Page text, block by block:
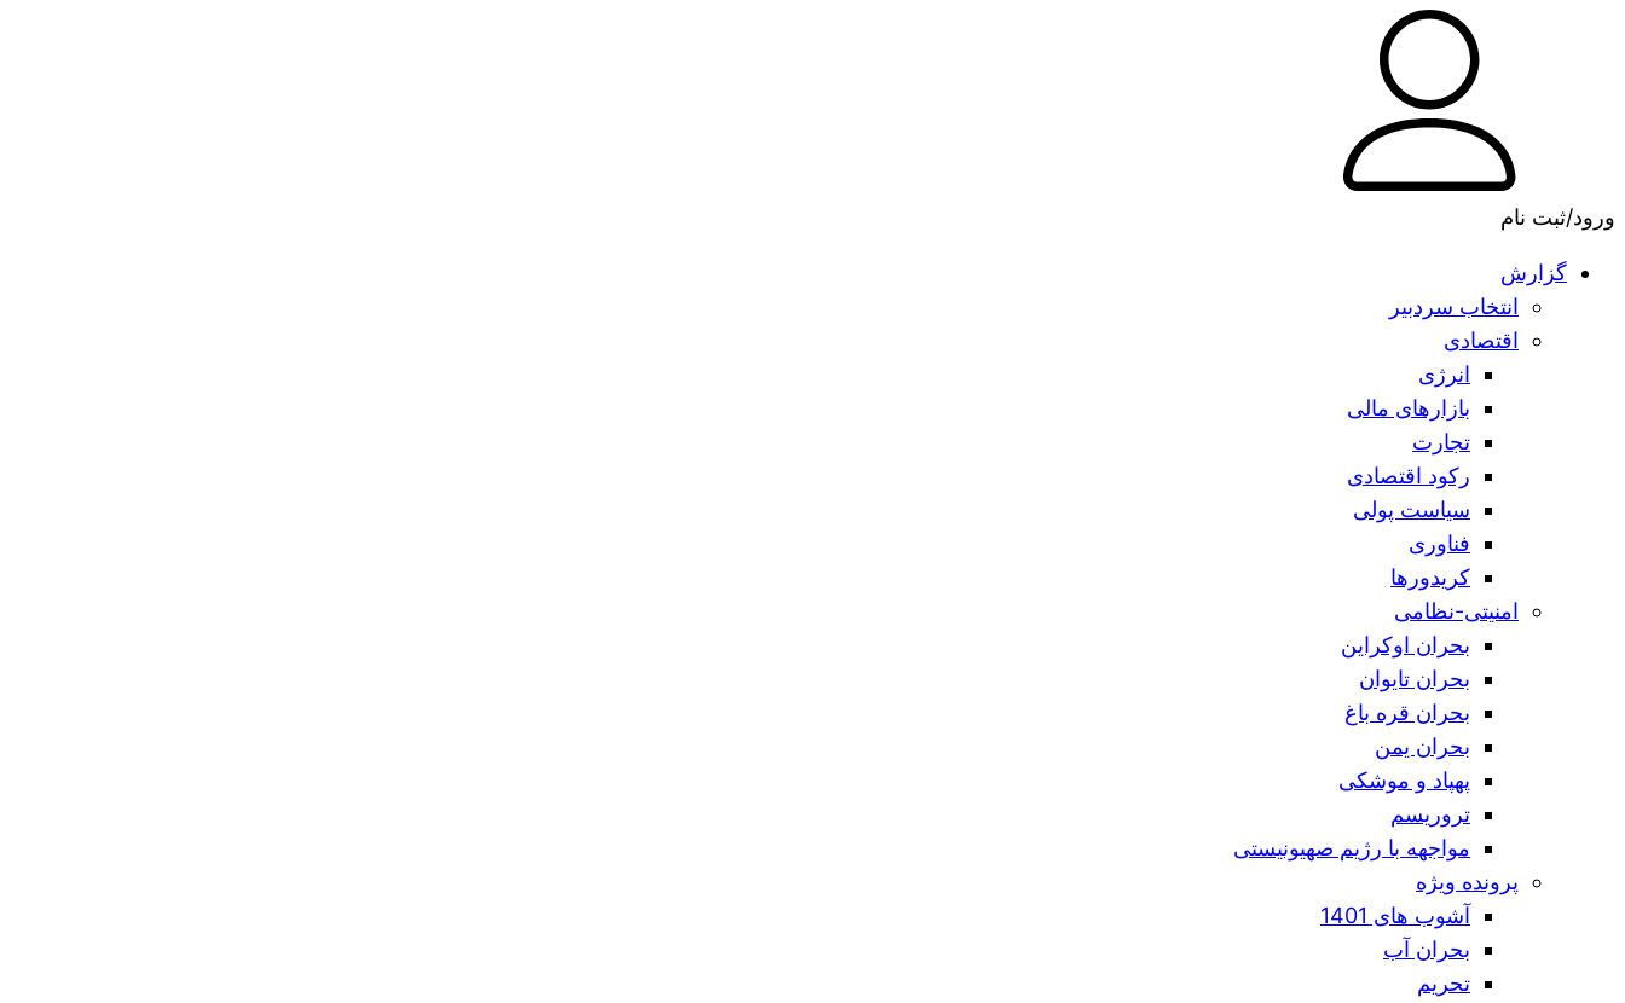
ورود/ثبت نام
گزارش
انتخاب سردبیر
اقتصادی
انرژی
بازارهای مالی
تجارت
رکود اقتصادی
سیاست پولی
فناوری
کریدورها
امنیتی-نظامی
بحران اوکراین
بحران تایوان
بحران قره باغ
بحران یمن
پهپاد و موشکی
تروریسم
مواجهه با رژیم صهیونیستی
پرونده ویژه
آشوب های 1401
بحران آب
تحریم